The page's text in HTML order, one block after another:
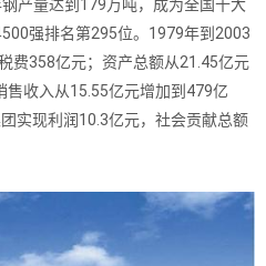
产量达到179万吨，成为全国十大
强排名第295位。1979年到2003
费358亿元；资产总额从21.45亿元
收入从15.55亿元增加到479亿
实现利润10.3亿元，社会贡献总额